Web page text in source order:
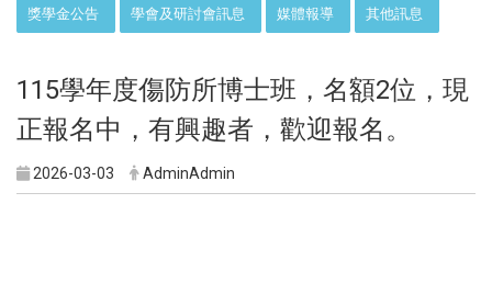
獎學金公告 學會及研討會訊息 媒體報導 其他訊息
115學年度傷防所博士班，名額2位，現
正報名中，有興趣者，歡迎報名。
2026-03-03 AdminAdmin